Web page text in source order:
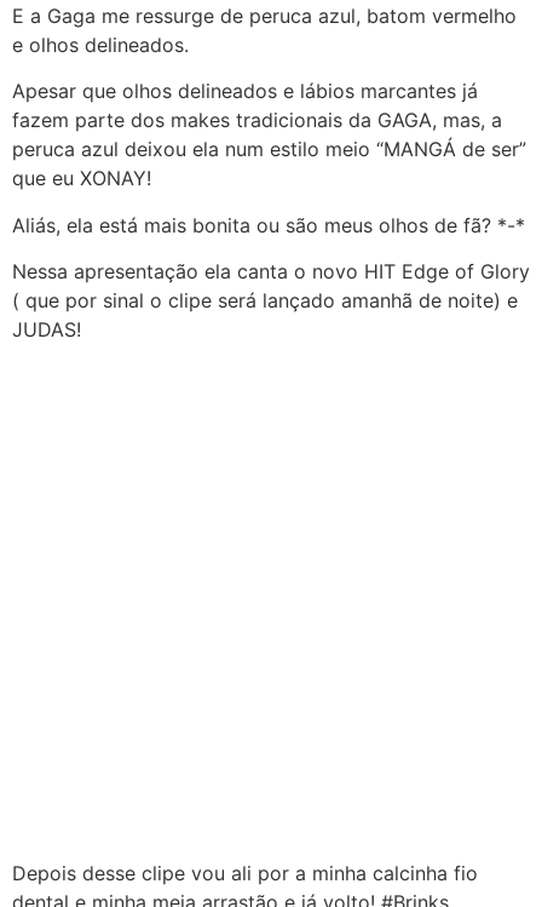
E a Gaga me ressurge de peruca azul, batom vermelho
e olhos delineados.
Apesar que olhos delineados e lábios marcantes já
fazem parte dos makes tradicionais da GAGA, mas, a
peruca azul deixou ela num estilo meio “MANGÁ de ser”
que eu XONAY!
Aliás, ela está mais bonita ou são meus olhos de fã? *-*
Nessa apresentação ela canta o novo HIT Edge of Glory
( que por sinal o clipe será lançado amanhã de noite) e
JUDAS!
Depois desse clipe vou ali por a minha calcinha fio
dental e minha meia arrastão e já volto! #Brinks